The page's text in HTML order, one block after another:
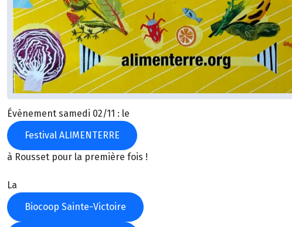
Évènement samedi 02/11 : le
Festival ALIMENTERRE
à Rousset pour la première fois !
La
Biocoop Sainte-Victoire